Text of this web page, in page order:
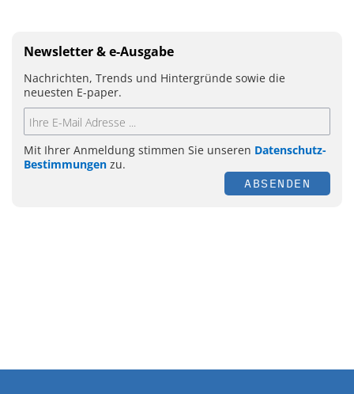
Newsletter & e-Ausgabe
Nachrichten, Trends und Hintergründe sowie die
neuesten E-paper.
Mit Ihrer Anmeldung stimmen Sie unseren Datenschutz-
Bestimmungen zu.
ABSENDEN